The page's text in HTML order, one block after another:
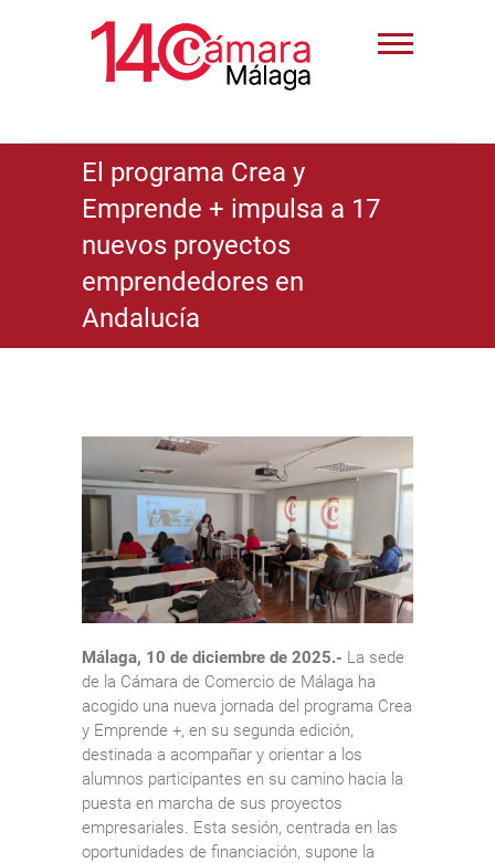
El programa Crea y
Emprende + impulsa a 17
nuevos proyectos
emprendedores en
Andalucía
Málaga, 10 de diciembre de 2025.- La sede
de la Cámara de Comercio de Málaga ha
acogido una nueva jornada del programa Crea
y Emprende +, en su segunda edición,
destinada a acompañar y orientar a los
alumnos participantes en su camino hacia la
puesta en marcha de sus proyectos
empresariales. Esta sesión, centrada en las
oportunidades de financiación, supone la